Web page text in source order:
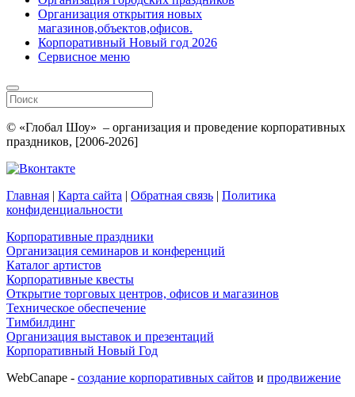
Организация открытия новых
магазинов,объектов,офисов.
Корпоративный Новый год 2026
Сервисное меню
© «Глобал Шоу» – организация и проведение корпоративных
праздников, [2006-2026]
Главная Карта сайта Обратная связь
Политика
конфиденциальности
Корпоративные праздники
Организация семинаров и конференций
Каталог артистов
Корпоративные квесты
Открытие торговых центров, офисов и магазинов
Техническое обеспечение
Тимбилдинг
Организация выставок и презентаций
Корпоративный Новый Год
WebCanape - создание корпоративных сайтов и продвижение